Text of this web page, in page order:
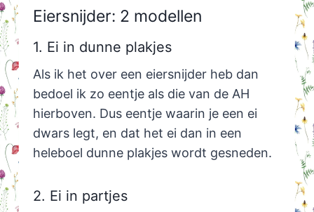
Eiersnijder: 2 modellen
1. Ei in dunne plakjes
Als ik het over een eiersnijder heb dan
bedoel ik zo eentje als die van de AH
hierboven. Dus eentje waarin je een ei
dwars legt, en dat het ei dan in een
heleboel dunne plakjes wordt gesneden.
2. Ei in partjes